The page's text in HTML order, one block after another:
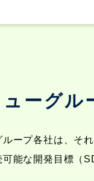
ューグル
ループ各社は、そ
能な開発目標（